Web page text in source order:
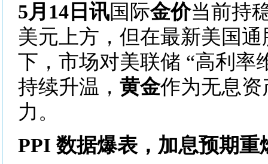
5月14日讯国际金价当前持
美元上方，但在最新美国
下，市场对美联储 “高利率
持续升温， 黄金作为无息
力。
PPI 数据爆表，加息预期重